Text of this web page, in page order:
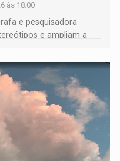
às 18:00
e pesquisadora
e ampliam a